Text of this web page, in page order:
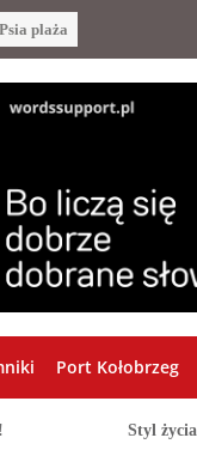
Psia plaża
Port Kołobrzeg
Styl życia